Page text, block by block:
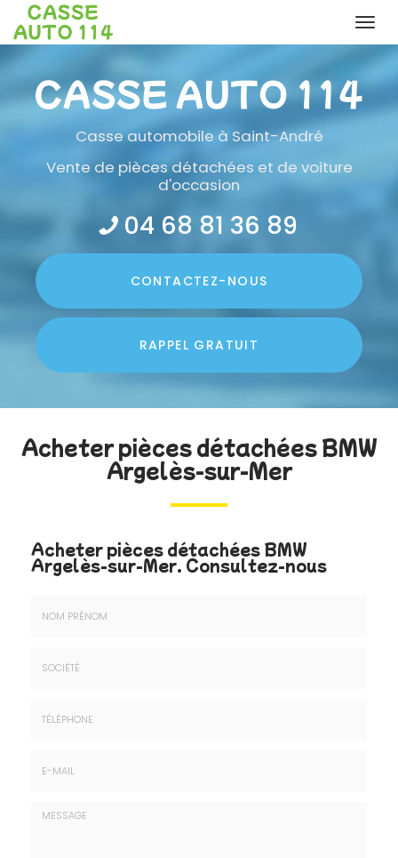
Aller
contenu
Casse automobile à Saint-André
Vente de pièces détachées et de voiture
d'occasion
04 68 81 36 89
CONTACTEZ- NOUS
RAPPEL GRATUIT
Acheter pièces détachées BMW
Argelès-sur-Mer
Acheter pièces détachées BMW
Argelès-sur-Mer. Consultez-nous